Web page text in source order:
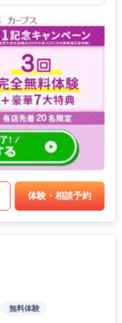
体験・相談予約
無料体験